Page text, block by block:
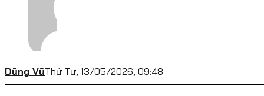
Dũng VũThứ Tư, 13/05/2026, 09:48